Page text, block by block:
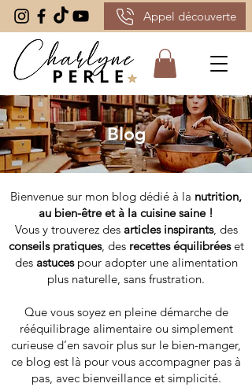
Appel découverte
Blog
Bienvenue sur mon blog dédié à la nutrition,
au bien-être et à la cuisine saine !
Vous y trouverez des articles inspirants, des
conseils pratiques, des recettes équilibréeset
des astuces pour adopter une alimentation
plus naturelle, sans frustration.
Que vous soyez en pleine démarche de
rééquilibrage alimentaire ou simplement
curieuse d’en savoir plus sur le bien-manger,
ce blog est là pour vous accompagner pas à
pas, avec bienveillance et simplicité.